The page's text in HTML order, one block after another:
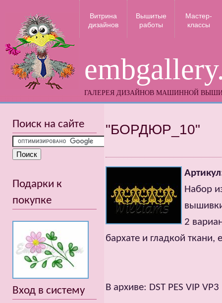
ГАЛЕРЕЯ ДИЗАЙНОВ МАШИННОЙ
Витрина
дизайнов
Вышитые
работы
Мастер-
классы
"БОРДЮР_10"
Набор
2
бархате и гладкой ткани,
В архиве: DST PES VIP VP3
Поиск на сайте
Подарки к
покупке
Вход в систему